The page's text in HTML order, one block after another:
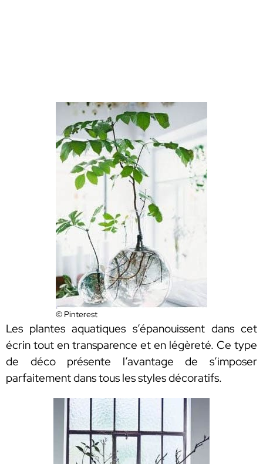
© Pinterest
Les plantes aquatiques s’épanouissent dans cet
écrin tout en transparence et en légèreté. Ce type
de déco présente l’avantage de s’imposer
parfaitement dans tous les styles décoratifs.